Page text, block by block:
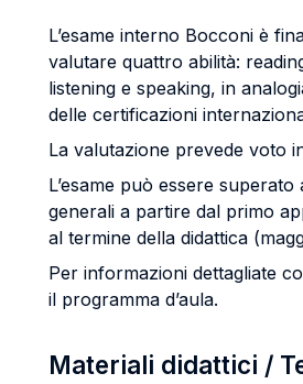
L’esame interno Bocconi è
valutare quattro abilità:
listening e speaking, in
delle certificazioni
La valutazione prevede voto
L’esame può essere
generali a partire dal primo
al termine della didattica
Per informazioni dettagliate
il programma d’aula.
Materiali didattici /